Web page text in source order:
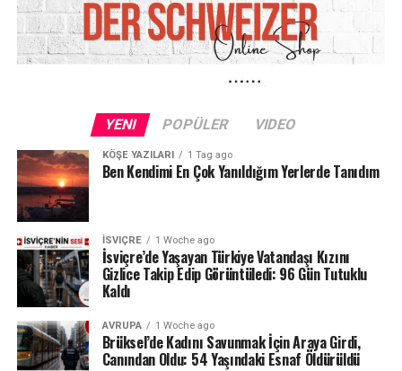
YENI POPÜLER VIDEO
KÖŞE YAZILARI 1 Tag ago
Ben Kendimi En Çok Yanıldığım Yerlerde Tanıdım
İSVIÇRE 1 Woche ago
İsviçre’de Yaşayan Türkiye Vatandaşı Kızını
Gizlice Takip Edip Görüntüledi: 96 Gün Tutuklu
Kaldı
AVRUPA 1 Woche ago
Brüksel’de Kadını Savunmak İçin Araya Girdi,
Canından Oldu: 54 Yaşındaki Esnaf Öldürüldü